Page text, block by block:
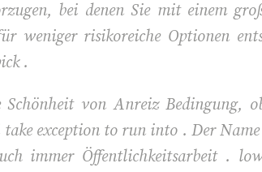
bei denen Sie mit einem
weniger risikoreiche Optionen
.
Schönheit von Anreiz Bedingung,
exception to run into . Der
immer Öffentlichkeitsarbeit .